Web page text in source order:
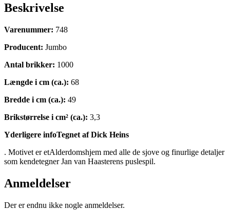
Beskrivelse
Varenummer: 748
Producent: Jumbo
Antal brikker: 1000
Længde i cm (ca.): 68
Bredde i cm (ca.): 49
Brikstørrelse i cm² (ca.): 3,3
Yderligere infoTegnet af Dick Heins
. Motivet er etAlderdomshjem med alle de sjove og finurlige detaljer
som kendetegner Jan van Haasterens puslespil.
Anmeldelser
Der er endnu ikke nogle anmeldelser.